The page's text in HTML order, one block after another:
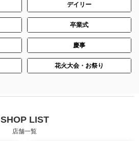
デイリー
卒業式
慶事
花火大会・お祭り
SHOP LIST
店舗一覧